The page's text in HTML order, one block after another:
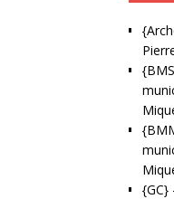
{GC}